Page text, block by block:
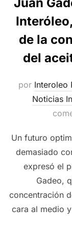
de la
del
por Interoleo
Noticias
Un futuro
demasiado
expresó el
Gadeo,
concentración
cara al medio